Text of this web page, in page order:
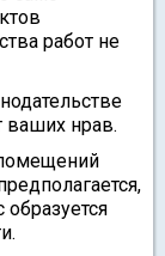
работ не
ваших нрав.